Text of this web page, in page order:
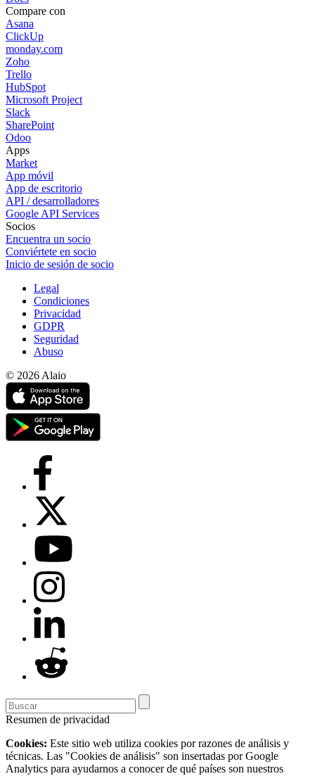
Compare con
Asana
ClickUp
monday.com
Zoho
Trello
HubSpot
Microsoft Project
Slack
SharePoint
Odoo
Apps
Market
App móvil
App de escritorio
API / desarrolladores
Google API Services
Socios
Encuentra un socio
Conviértete en socio
Inicio de sesión de socio
Legal
Condiciones
Privacidad
GDPR
Seguridad
Abuso
© 2026 Alaio
Resumen de privacidad
Cookies: Este sitio web utiliza cookies por razones de análisis y
técnicas. Las "Cookies de análisis" son insertadas por Google
Analytics para ayudarnos a conocer de qué países son nuestros